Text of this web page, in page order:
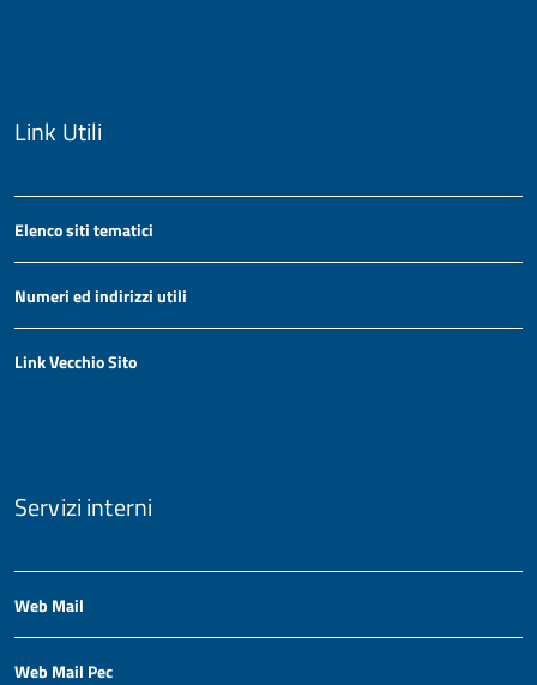
Link Utili
Elenco siti tematici
Numeri ed indirizzi utili
Link Vecchio Sito
Servizi interni
Web Mail
Web Mail Pec